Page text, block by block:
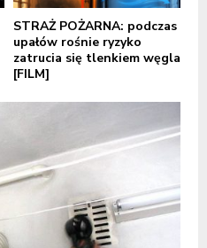
STRAŻ POŻARNA: podczas
upałów rośnie ryzyko
zatrucia się tlenkiem węgla
[FILM]